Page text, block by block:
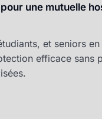
une mutuelle
et seniors
efficace sans